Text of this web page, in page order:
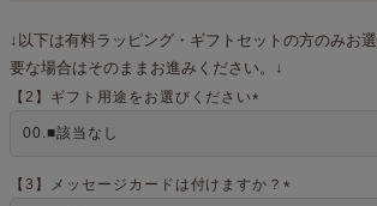
↓以下は有料ラッピング・ギフトセットの方のみお
要な場合はそのままお進みください。↓
【2】ギフト用途をお選びください
)
【3】メッセージカードは付けますか？